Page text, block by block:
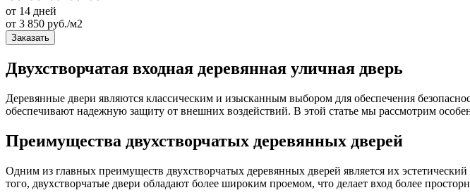
от 14 дней
от 3 850 руб./м2
Заказать
Двухстворчатая входная деревянная уличная дверь
Деревянные двери являются классическим и изысканным выбором для обеспечения
обеспечивают надежную защиту от внешних воздействий. В этой статье мы рассмотрим
Преимущества двухстворчатых деревянных дверей
Одним из главных преимуществ двухстворчатых деревянных дверей является их
того, двухстворчатые двери обладают более широким проемом, что делает вход более